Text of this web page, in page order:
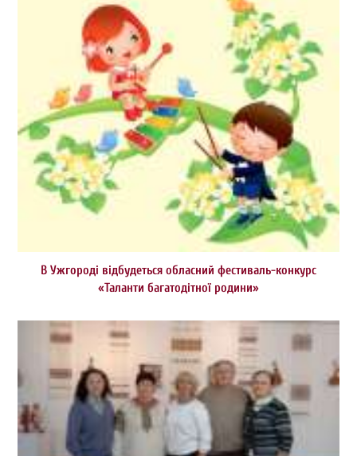
В Ужгороді відбудеться обласний фестиваль-конкурс
«Таланти багатодітної родини»